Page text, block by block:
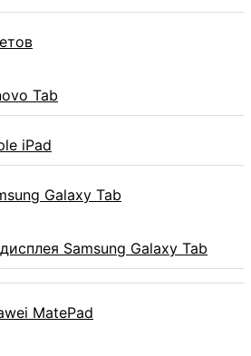
Tab
iPad
Galaxy Tab
Samsung Galaxy Tab
MatePad